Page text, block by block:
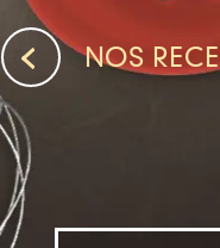
NOS